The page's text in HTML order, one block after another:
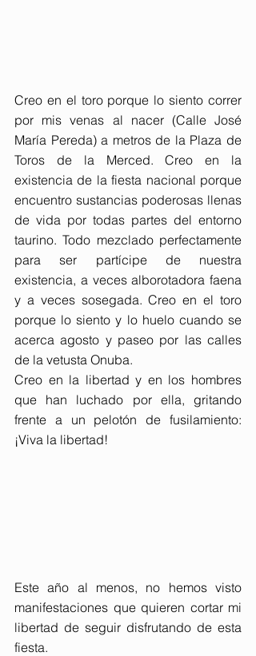
Creo en el toro porque lo siento correr
por mis venas al nacer (Calle José
María Pereda) a metros de la Plaza de
Toros de la Merced. Creo en la
existencia de la fiesta nacional porque
encuentro sustancias poderosas llenas
de vida por todas partes del entorno
taurino. Todo mezclado perfectamente
para ser partícipe de nuestra
existencia, a veces alborotadora faena
y a veces sosegada. Creo en el toro
porque lo siento y lo huelo cuando se
acerca agosto y paseo por las calles
de la vetusta Onuba.
Creo en la libertad y en los hombres
que han luchado por ella, gritando
frente a un pelotón de fusilamiento:
¡Viva la libertad!
Este año al menos, no hemos visto
manifestaciones que quieren cortar mi
libertad de seguir disfrutando de esta
fiesta.